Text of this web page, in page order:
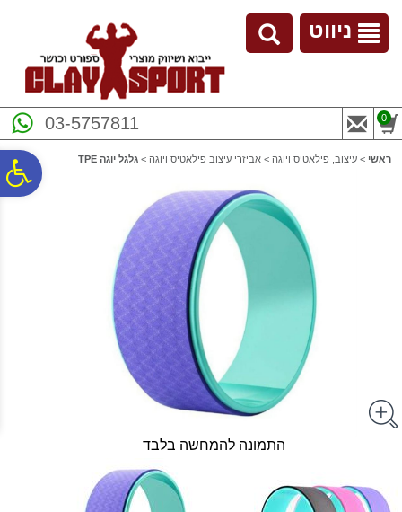
נגישות
ניווט
03-5757811 0
ראשי > עיצוב, פילאטיס ויוגה > אביזרי עיצוב פילאטיס ויוגה > גלגל יוגה TPE
התמונה להמחשה בלבד